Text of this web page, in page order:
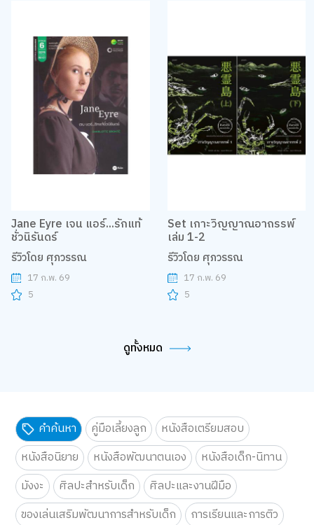
Jane Eyre เจน แอร์...รักแท้
ชั่วนิรันดร์
รีวิวโดย ศุภวรรณ
17 ก.พ. 69
5
Set เกาะวิญญาณอาถรรพ์
เล่ม 1-2
รีวิวโดย ศุภวรรณ
17 ก.พ. 69
5
ดูทั้งหมด
คำค้นหา คู่มือเลี้ยงลูก
หนังสือเตรียมสอบ
หนังสือนิยาย
หนังสือพัฒนาตนเอง
หนังสือเด็ก-นิทาน
มังงะ
ศิลปะสำหรับเด็ก
ศิลปะและงานฝีมือ
ของเล่นเสริมพัฒนาการสำหรับเด็ก
การเรียนและการติว